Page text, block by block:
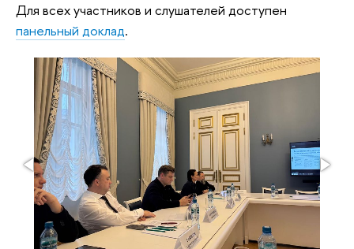
Для всех участников и слушателей доступен
панельный доклад.